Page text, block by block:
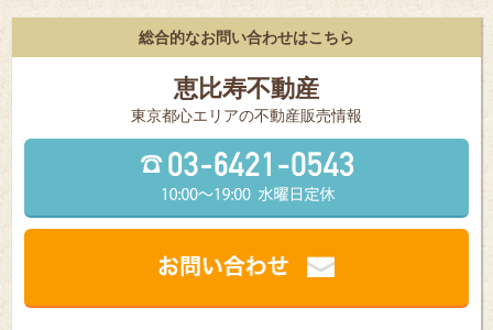
総合的なお問い合わせはこちら
恵比寿不動産
東京都⼼エリアの不動産販売情報